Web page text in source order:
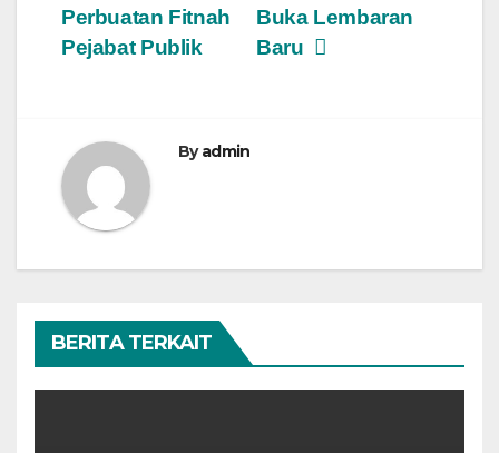
Buka Lembaran
Baru
Perbuatan Fitnah
Pejabat Publik
Byadmin
BERITA TERKAIT